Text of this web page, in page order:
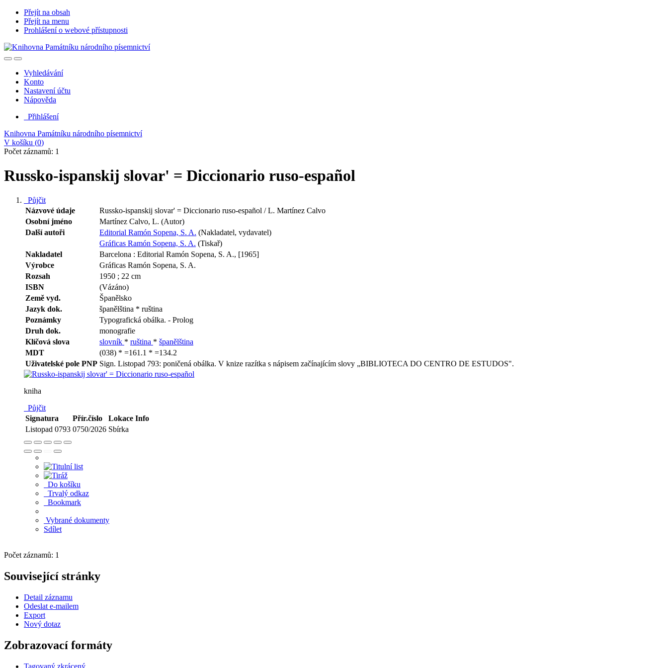
Přejít na obsah
Přejít na menu
Prohlášení o webové přístupnosti
Vyhledávání
Konto
Nastavení účtu
Nápověda
Přihlášení
Knihovna Památníku národního písemnictví
V košíku (0)
Počet záznamů: 1
Russko-ispanskij slovar' = Diccionario ruso-español
Půjčit
Názvové údaje
Russko-ispanskij slovar' = Diccionario ruso-español / L. Martínez Calvo
Osobní jméno
Martínez Calvo, L. (Autor)
Další autoři
Editorial Ramón Sopena, S. A. (Nakladatel, vydavatel)
Gráficas Ramón Sopena, S. A. (Tiskař)
Nakladatel
Barcelona : Editorial Ramón Sopena, S. A., [1965]
Výrobce
Gráficas Ramón Sopena, S. A.
Rozsah
1950 ; 22 cm
ISBN
(Vázáno)
Země vyd.
Španělsko
Jazyk dok.
španělština * ruština
Poznámky
Typografická obálka. - Prolog
Druh dok.
monografie
Klíčová slova
slovník * ruština * španělština
MDT
(038) * =161.1 * =134.2
Uživatelské pole PNP Sign. Listopad 793: poničená obálka. V knize razítka s nápisem začínajícím slovy „BIBLIOTECA DO CENTRO DE ESTUDOS".
kniha
Půjčit
Signatura
Přír.číslo Lokace Info
Listopad 0793 0750/2026 Sbírka
Do košíku
Trvalý odkaz
Bookmark
Vybrané dokumenty
Sdílet
Počet záznamů: 1
Související stránky
Detail záznamu
Odeslat e-mailem
Export
Nový dotaz
Zobrazovací formáty
Tagovaný zkrácený